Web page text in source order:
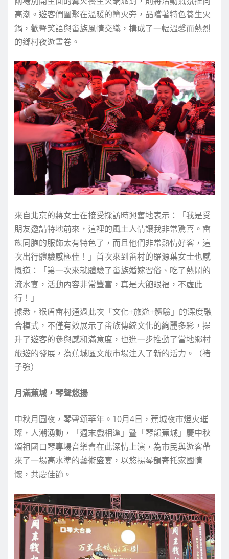
高潮。遊客們圍聚在溫暖的篝火旁，品嚐著特色養生火
鍋，歡聲笑語與畬族風情交織，構成了一幅溫馨而熱烈
的鄉村夜遊畫卷。
來自北京的蔣女士在接受採訪時興奮地表示：「我是受
朋友邀請特地前來，這裡的風土人情讓我非常驚喜。畬
族同胞的服飾太有特色了，而且他們非常熱情好客，這
次出行體驗感極佳！」首次來到畬村的羅源葉女士也感
慨道：「第一次來就體驗了畬族婚嫁習俗、吃了熱鬧的
流水宴，活動內容非常豐富，真是大飽眼福，不虛此
行！」
據悉，猴盾畬村通過此次「文化+旅遊+體驗」的深度融
合模式，不僅有效展示了畬族傳統文化的絢麗多彩，提
升了遊客的參與感和滿意度，也進一步推動了當地鄉村
旅遊的發展，為蕉城區文旅市場注入了新的活力。（褚
子強）
月滿蕉城，琴聲悠揚
中秋月圓夜，琴聲頌華年。10月4日，蕉城夜市燈火璀
璨，人潮湧動，「週末戲相逢」暨「琴韻蕉城」慶中秋
頌祖國口琴專場音樂會在此深情上演，為市民與遊客帶
來了一場高水準的藝術盛宴，以悠揚琴韻寄托家國情
懷，共慶佳節。